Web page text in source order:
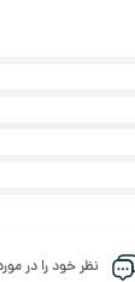
نظر خود را در